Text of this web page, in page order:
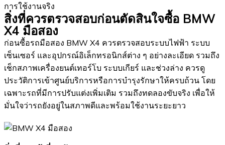
การใช้งานจริง
สิ่งที่ควรตรวจสอบก่อนตัดสินใจซื้อ BMW
X4 มือสอง
ก่อนซื้อรถมือสอง BMW X4 ควรตรวจสอบระบบไฟฟ้า ระบบ
เซ็นเซอร์ และอุปกรณ์อิเล็กทรอนิกส์ต่าง ๆ อย่างละเอียด รวมถึง
เช็กสภาพเครื่องยนต์เทอร์โบ ระบบเกียร์ และช่วงล่าง ควรดู
ประวัติการเข้าศูนย์บริการหรือการบำรุงรักษาให้ครบถ้วน โดย
เฉพาะรถที่มีการปรับแต่งเพิ่มเติม รวมถึงทดลองขับจริง เพื่อให้
มั่นใจว่ารถยังอยู่ในสภาพดีและพร้อมใช้งานระยะยาว